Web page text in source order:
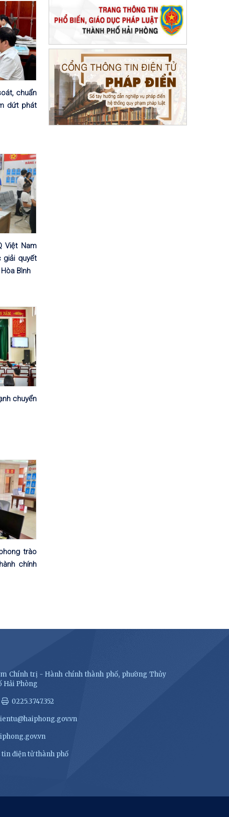
chuẩn
dứt phát
Việt Nam
giải quyết
Bình
chuyển
trào
chính
Chính trị - Hành chính thành phố, phường Thủy
Hải Phòng
0225.3747.352
điện tử thành phố